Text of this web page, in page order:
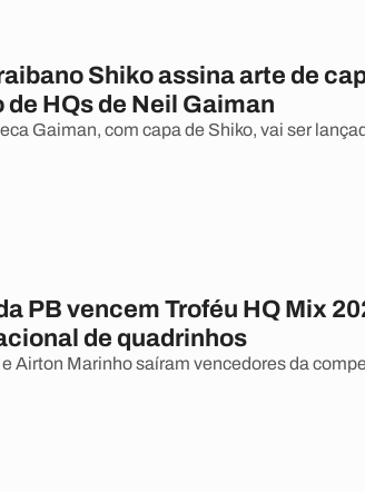
Shiko assina arte de
HQs de Neil Gaiman
Gaiman, com capa de Shiko, vai ser
PB vencem Troféu HQ Mix
de quadrinhos
Airton Marinho saíram vencedores da